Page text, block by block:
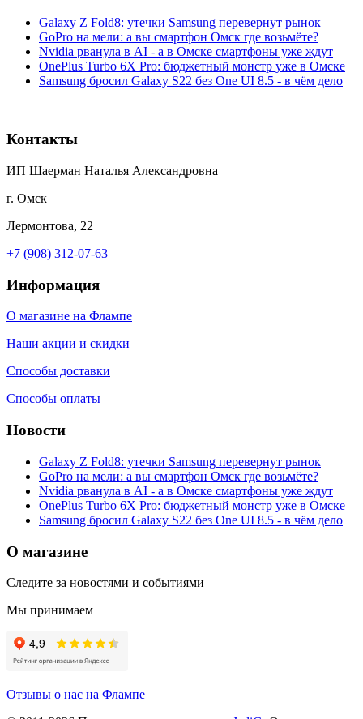
Galaxy Z Fold8: утечки Samsung перевернут рынок
GoPro на мели: а вы смартфон Омск где возьмёте?
Nvidia рванула в AI - а в Омске смартфоны уже ждут
OnePlus Turbo 6X Pro: бюджетный монстр уже в Омске
Samsung бросил Galaxy S22 без One UI 8.5 - в чём дело
Контакты
ИП Шаерман Наталья Александровна
г. Омск
Лермонтова, 22
+7 (908) 312-07-63
Информация
О магазине на Флампе
Наши акции и скидки
Способы доставки
Способы оплаты
Новости
Galaxy Z Fold8: утечки Samsung перевернут рынок
GoPro на мели: а вы смартфон Омск где возьмёте?
Nvidia рванула в AI - а в Омске смартфоны уже ждут
OnePlus Turbo 6X Pro: бюджетный монстр уже в Омске
Samsung бросил Galaxy S22 без One UI 8.5 - в чём дело
О магазине
Следите за новостями и событиями
Мы принимаем
Отзывы о нас на Флампе